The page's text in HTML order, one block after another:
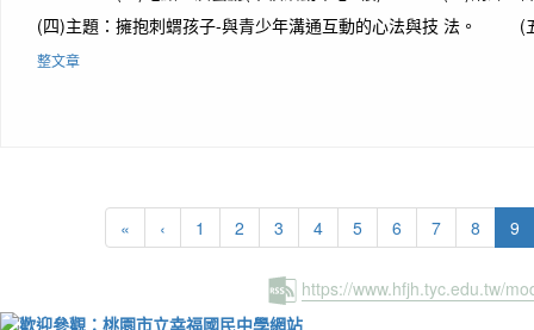
(四)主題：擁抱刺蝟孩子-與青少年溝通互動的心法與技 法。 (
整文章
« ‹ 1 2 3 4 5 6 7 8 9
https://www.hfjh.tyc.edu.tw/